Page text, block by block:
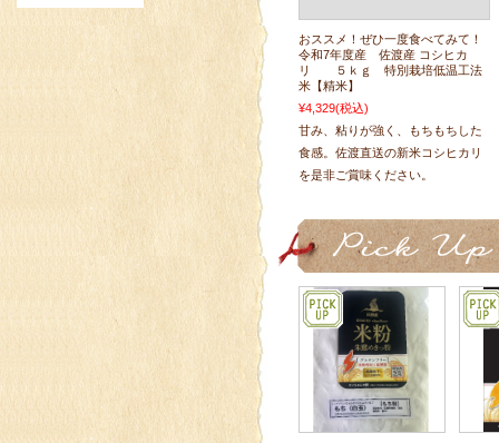
おススメ！ぜひ一度食べてみて！
令和7年度産 佐渡産 コシヒカ
リ ５ｋｇ 特別栽培低温工法
米【精米】
¥4,329(税込)
甘み、粘りが強く、もちもちした
食感。佐渡直送の新米コシヒカリ
を是非ご賞味ください。